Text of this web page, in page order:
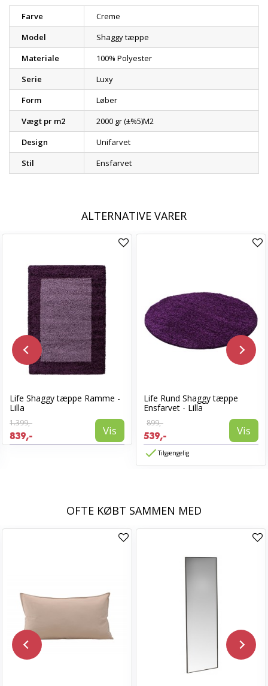
Farve
Creme
Model
Shaggy tæppe
Materiale
100% Polyester
Serie
Luxy
Form
Løber
Vægt pr m2
2000 gr (±%5)M2
Design
Unifarvet
Stil
Ensfarvet
ALTERNATIVE VARER
Life Shaggy tæppe Ramme -
Lilla
1.399,-
839,- Vis
Life Rund Shaggy tæppe
Ensfarvet - Lilla
899,-
539,- Vis
Tilgængelig
OFTE KØBT SAMMEN MED